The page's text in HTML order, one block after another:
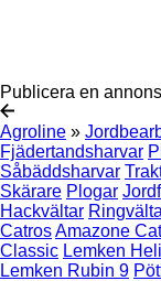
Publicera en annons
Agroline »
Fjädertandsharvar
Såbäddsharvar
Skärare Plogar
Hackvältar
CatrosAmazone
Classic Lemken
Lemken Rubin 9